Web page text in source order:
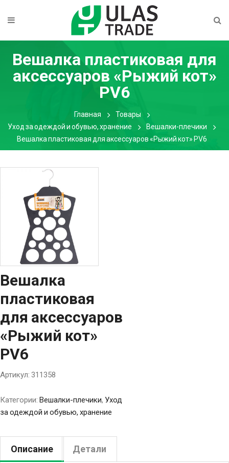
Вешалка пластиковая для
аксессуаров «Рыжий кот»
PV6
Главная
Товары
Уход за одеждой и обувью, хранение
Вешалки-плечики
Вешалка пластиковая для аксессуаров «Рыжий кот» PV6
Вешалка
пластиковая
для аксессуаров
«Рыжий кот»
PV6
Артикул: 311358
Категории: Вешалки-плечики, Уход
за одеждой и обувью, хранение
Описание Детали